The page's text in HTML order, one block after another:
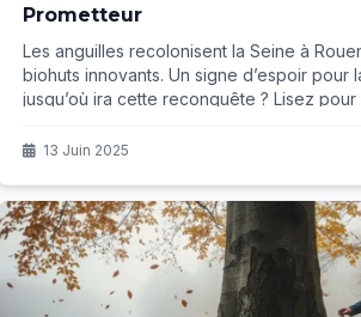
Prometteur
Les anguilles recolonisent la Seine à
biohuts innovants. Un signe d’espoir pour
jusqu’où ira cette reconquête ? Lisez
13 Juin 2025